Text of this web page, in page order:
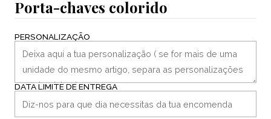
Porta-chaves colorido
PERSONALIZAÇÃO
DATA LIMITE DE ENTREGA